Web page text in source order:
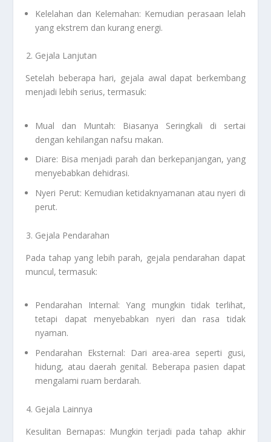
Kelelahan dan Kelemahan: Kemudian perasaan lelah
yang ekstrem dan kurang energi.
Gejala Lanjutan
Setelah beberapa hari, gejala awal dapat berkembang
menjadi lebih serius, termasuk:
Mual dan Muntah: Biasanya Seringkali di sertai
dengan kehilangan nafsu makan.
Diare: Bisa menjadi parah dan berkepanjangan, yang
menyebabkan dehidrasi.
Nyeri Perut: Kemudian ketidaknyamanan atau nyeri di
perut.
Gejala Pendarahan
Pada tahap yang lebih parah, gejala pendarahan dapat
muncul, termasuk:
Pendarahan Internal: Yang mungkin tidak terlihat,
tetapi dapat menyebabkan nyeri dan rasa tidak
nyaman.
Pendarahan Eksternal: Dari area-area seperti gusi,
hidung, atau daerah genital. Beberapa pasien dapat
mengalami ruam berdarah.
Gejala Lainnya
Kesulitan Bernapas: Mungkin terjadi pada tahap akhir